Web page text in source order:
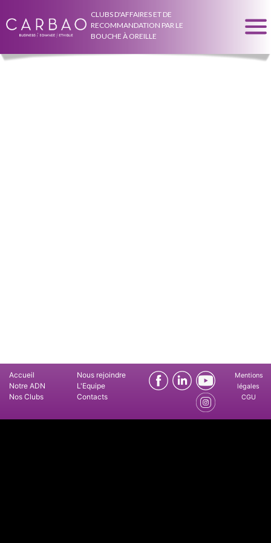
CLUBS D'AFFAIRES ET DE
RECOMMANDATION PAR LE
BOUCHE À OREILLE
Accueil
Notre ADN
Nos Clubs
Nous rejoindre
L'Equipe
Contacts
Mentions
légales
CGU